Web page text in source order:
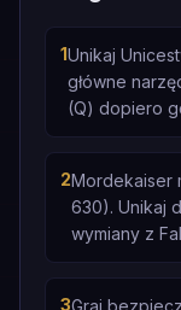
1Unikaj
główne
(Q) dopiero
2Mordekaiser
630). Unikaj
wymiany z
3Graj